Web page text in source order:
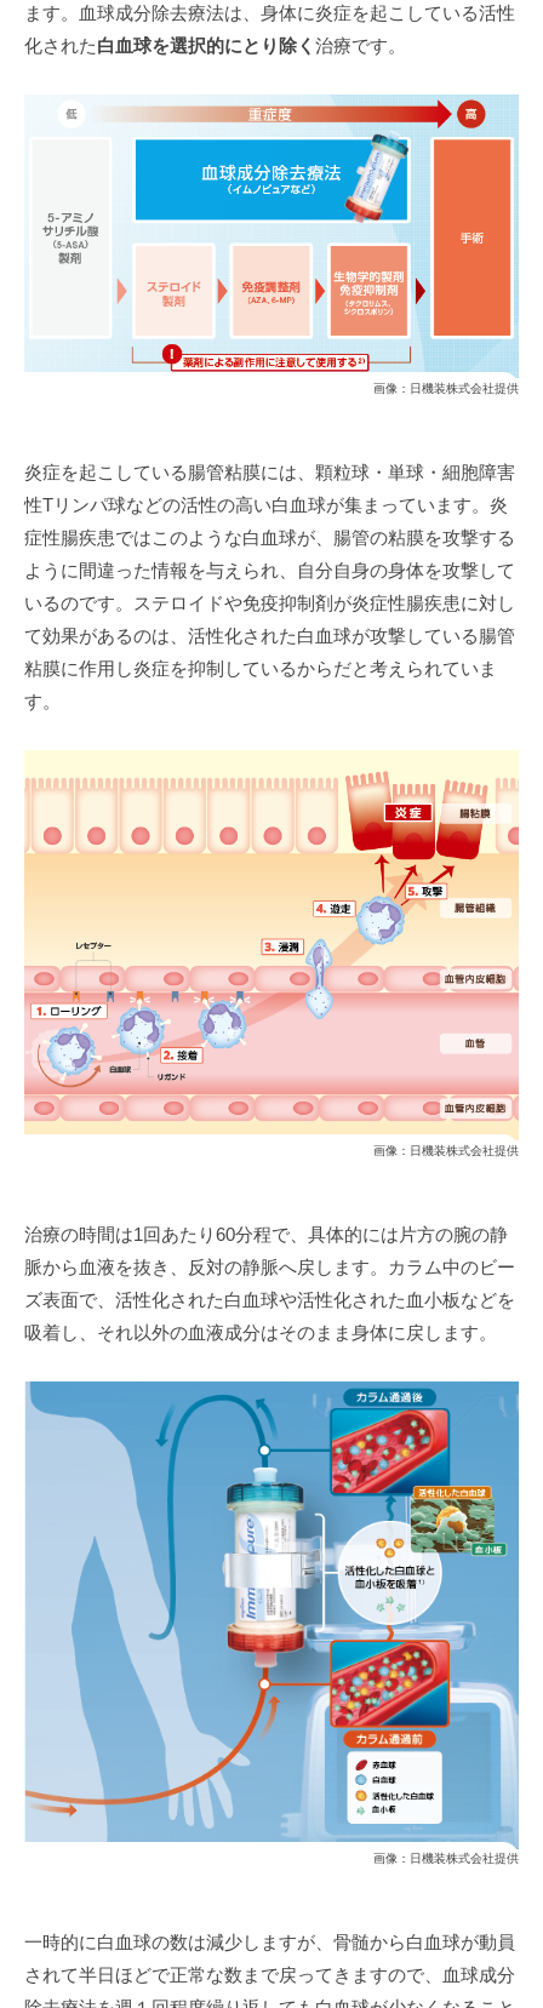
ます。血球成分除去療法は、身体に炎症を起こしている活性
化された白血球を選択的にとり除く 治療です。
画像：日機装株式会社提供
炎症を起こしている腸管粘膜には、顆粒球・単球・細胞障害
性Tリンパ球などの活性の高い白血球が集まっています。炎
症性腸疾患ではこのような白血球が、腸管の粘膜を攻撃する
ように間違った情報を与えられ、自分自身の身体を攻撃して
いるのです。ステロイドや免疫抑制剤が炎症性腸疾患に対し
て効果があるのは、活性化された白血球が攻撃している腸管
粘膜に作用し炎症を抑制しているからだと考えられていま
す。
画像：日機装株式会社提供
治療の時間は1回あたり60分程で、具体的には片方の腕の静
脈から血液を抜き、反対の静脈へ戻します。カラム中のビー
ズ表面で、活性化された白血球や活性化された血小板などを
吸着し、それ以外の血液成分はそのまま身体に戻します。
画像：日機装株式会社提供
一時的に白血球の数は減少しますが、骨髄から白血球が動員
されて半日ほどで正常な数まで戻ってきますので、血球成分